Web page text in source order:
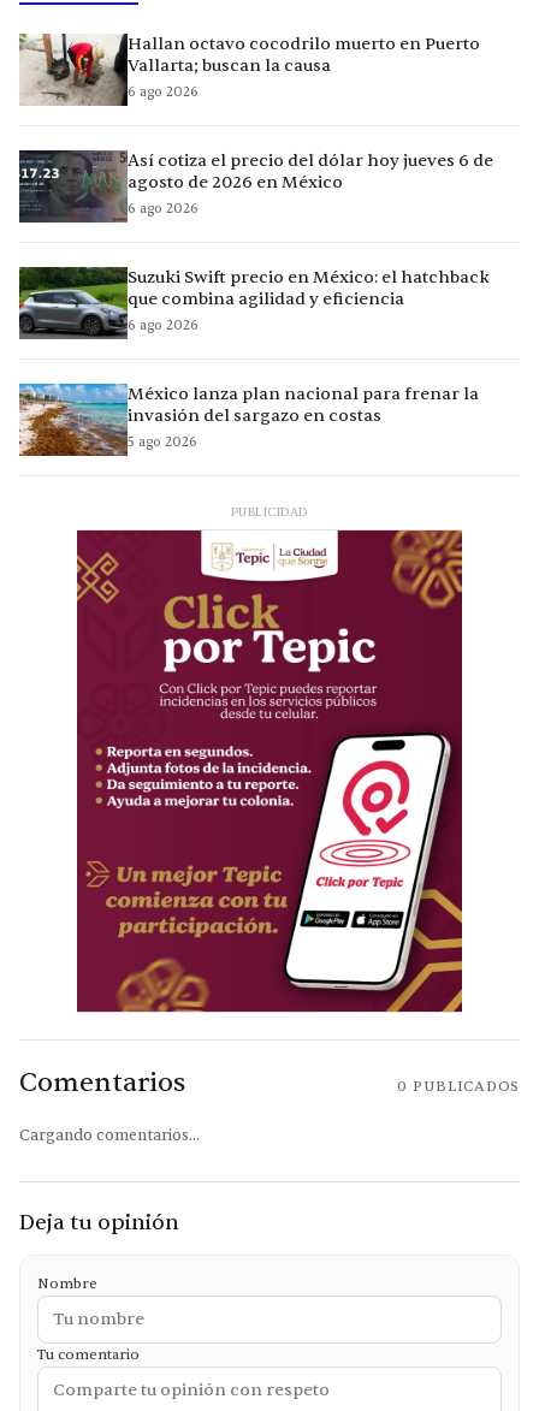
Hallan octavo cocodrilo muerto en Puerto
Vallarta; buscan la causa
6 ago 2026
Así cotiza el precio del dólar hoy jueves 6 de
agosto de 2026 en México
6 ago 2026
Suzuki Swift precio en México: el hatchback
que combina agilidad y eficiencia
6 ago 2026
México lanza plan nacional para frenar la
invasión del sargazo en costas
5 ago 2026
PUBLICIDAD
Comentarios 0 PUBLICADOS
Cargando comentarios...
Deja tu opinión
Nombre
Tu comentario